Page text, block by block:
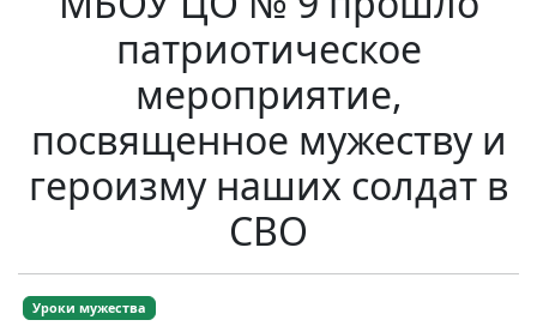
патриотическое
мероприятие,
посвященное мужеству и
героизму наших солдат в
СВО
Уроки мужества